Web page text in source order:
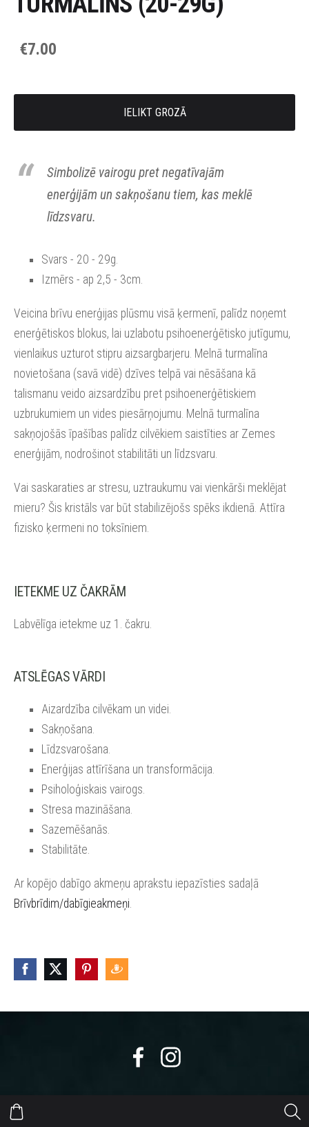
€7.00
IELIKT GROZĀ
Simbolizē vairogu pret negatīvajām
enerģijām un sakņošanu tiem, kas meklē
līdzsvaru.
Svars - 20 - 29g.
Izmērs - ap 2,5 - 3cm.
Veicina brīvu enerģijas plūsmu visā ķermenī, palīdz noņemt
enerģētiskos blokus, lai uzlabotu psihoenerģētisko jutīgumu,
vienlaikus uzturot stipru aizsargbarjeru. Melnā turmalīna
novietošana (savā vidē) dzīves telpā vai nēsāšana kā
talismanu veido aizsardzību pret psihoenerģētiskiem
uzbrukumiem un vides piesārņojumu. Melnā turmalīna
sakņojošās īpašības palīdz cilvēkiem saistīties ar Zemes
enerģijām, nodrošinot stabilitāti un līdzsvaru.
Vai saskaraties ar stresu, uztraukumu vai vienkārši meklējat
mieru? Šis kristāls var būt stabilizējošs spēks ikdienā. Attīra
fizisko ķermeni no toksīniem.
IETEKME UZ ČAKRĀM
Labvēlīga ietekme uz 1. čakru.
ATSLĒGAS VĀRDI
Aizardzība cilvēkam un videi.
Sakņošana.
Līdzsvarošana.
Enerģijas attīrīšana un transformācija.
Psiholoģiskais vairogs.
Stresa mazināšana.
Sazemēšanās.
Stabilitāte.
Ar kopējo dabīgo akmeņu aprakstu iepazīsties sadaļā
Brīvbrīdim/dabīgieakmeņi
https://eepurl.com/dyikxr